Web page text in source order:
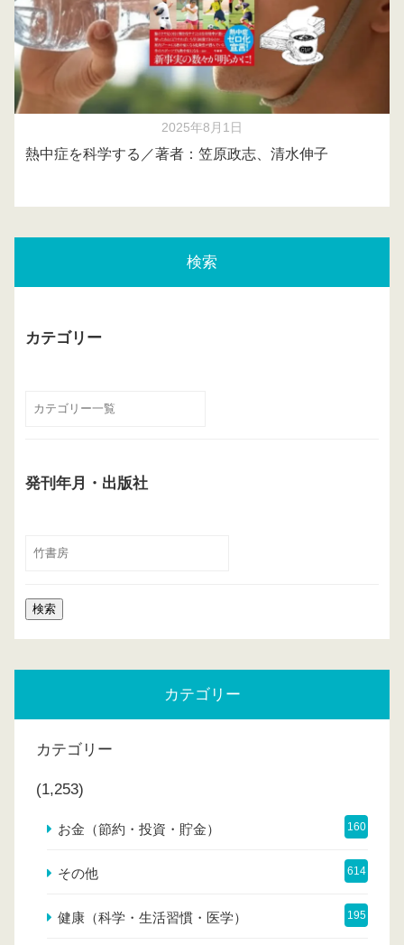
2025年8月1日
熱中症を科学する／著者：笠原政志、清水伸子
検索
カテゴリー
発刊年月・出版社
カテゴリー
カテゴリー
(1,253)
お金（節約・投資・貯金） 160
その他 614
健康（科学・生活習慣・医学） 195